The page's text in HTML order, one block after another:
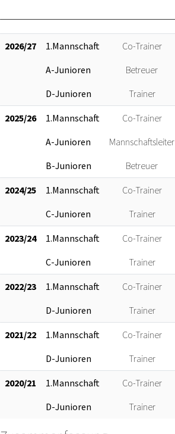
2026/27 1.Mannschaft Co-Trainer
A-Junioren
Betreuer
D-Junioren
Trainer
2025/26 1.Mannschaft Co-Trainer
A-Junioren
Mannschaftsleiter
B-Junioren
Betreuer
2024/25 1.Mannschaft Co-Trainer
C-Junioren
Trainer
2023/24 1.Mannschaft Co-Trainer
C-Junioren
Trainer
2022/23 1.Mannschaft Co-Trainer
D-Junioren
Trainer
2021/22 1.Mannschaft Co-Trainer
D-Junioren
Trainer
2020/21 1.Mannschaft Co-Trainer
D-Junioren
Trainer